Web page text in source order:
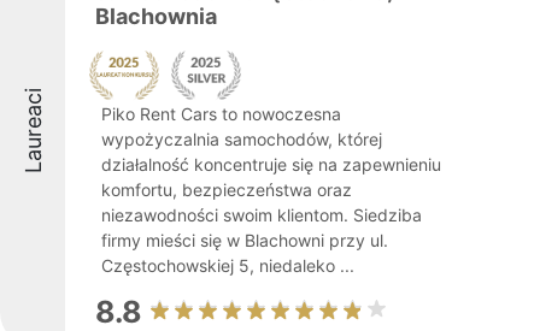
Laureaci
Blachownia
Piko Rent Cars to nowoczesna
wypożyczalnia samochodów, której
działalność koncentruje się na zapewnieniu
komfortu, bezpieczeństwa oraz
niezawodności swoim klientom. Siedziba
firmy mieści się w Blachowni przy ul.
Częstochowskiej 5, niedaleko ...
8.8